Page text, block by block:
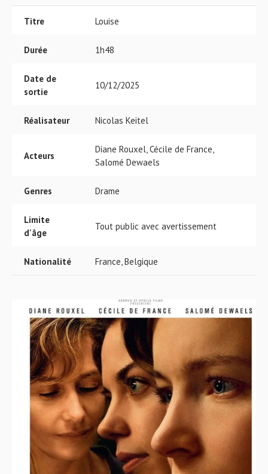
Titre Louise
Durée 1h48
Date de
sortie
10/12/2025
Réalisateur Nicolas Keitel
Acteurs
Diane Rouxel, Cécile de France,
Salomé Dewaels
Genres Drame
Limite
d'âge
Tout public avec avertissement
Nationalité France, Belgique